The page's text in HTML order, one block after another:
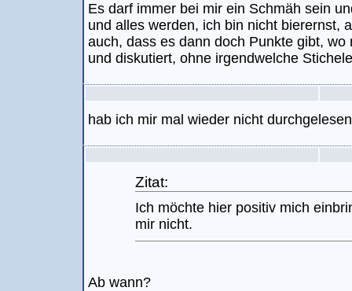
Es darf immer bei mir ein Schmäh sein
und alles werden, ich bin nicht bierernst,
auch, dass es dann doch Punkte gibt,
und diskutiert, ohne irgendwelche
hab ich mir mal wieder nicht durchgelesen
Zitat:
Ich möchte hier positiv mich
mir nicht.
Ab wann?